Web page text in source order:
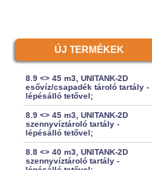
ÚJ TERMÉKEK
8.9 <> 45 m3, UNITANK-2D
esővíz/csapadék tároló tartály -
lépésálló tetővel;
8.9 <> 45 m3, UNITANK-2D
szennyvíztároló tartály -
lépésálló tetővel;
8.8 <> 40 m3, UNITANK-2D
szennyvíztároló tartály -